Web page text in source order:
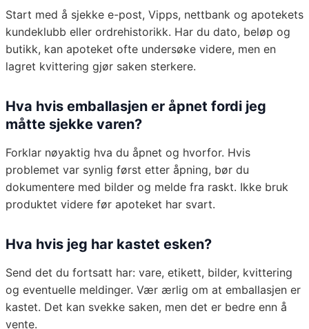
Start med å sjekke e-post, Vipps, nettbank og apotekets
kundeklubb eller ordrehistorikk. Har du dato, beløp og
butikk, kan apoteket ofte undersøke videre, men en
lagret kvittering gjør saken sterkere.
Hva hvis emballasjen er åpnet fordi jeg
måtte sjekke varen?
Forklar nøyaktig hva du åpnet og hvorfor. Hvis
problemet var synlig først etter åpning, bør du
dokumentere med bilder og melde fra raskt. Ikke bruk
produktet videre før apoteket har svart.
Hva hvis jeg har kastet esken?
Send det du fortsatt har: vare, etikett, bilder, kvittering
og eventuelle meldinger. Vær ærlig om at emballasjen er
kastet. Det kan svekke saken, men det er bedre enn å
vente.